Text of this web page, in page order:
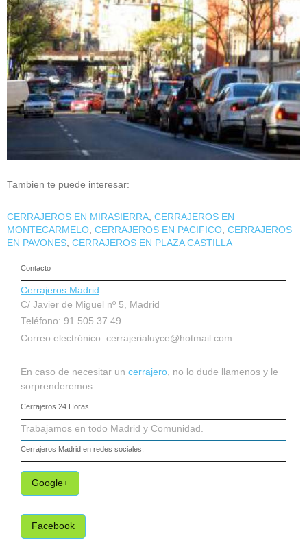
Tambien te puede interesar:
CERRAJEROS EN MIRASIERRA CERRAJEROS EN
MONTECARMELO CERRAJEROS EN PACIFICO CERRAJEROS
EN PAVONES CERRAJEROS EN PLAZA CASTILLA
Contacto
Cerrajeros Madrid
C/ Javier de Miguel nº 5, Madrid
Teléfono: 91 505 37 49
Correo electrónico: cerrajerialuyce@hotmail.com
En caso de necesitar un cerrajero , no lo dude llamenos y le
sorprenderemos
Cerrajeros 24 Horas
Trabajamos en todo Madrid y Comunidad.
Cerrajeros Madrid en redes sociales:
Google+
Facebook